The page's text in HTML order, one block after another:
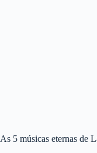
As 5 músicas eternas de